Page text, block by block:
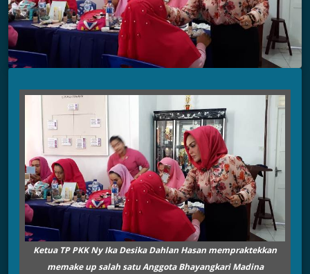
Ketua TP PKK Ny Ika Desika Dahlan Hasan mempraktekkan
memake up salah satu Anggota Bhayangkari Madina